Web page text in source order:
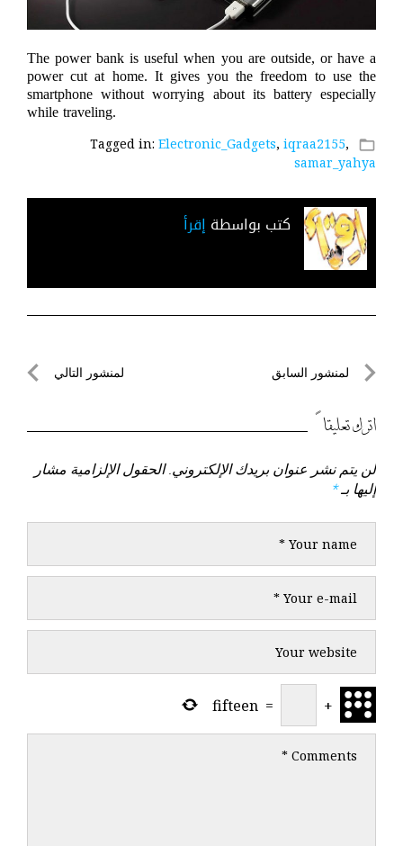
The power bank is useful when you are outside, or have a
power cut at home. It gives you the freedom to use the
smartphone without worrying about its battery especially
while traveling.
folder_open
Tagged in: Electronic_Gadgets, iqraa2155,
samar_yahya
كتب بواسطة إقرأ
تصفّحلمنشور السابق
السابق
لمنشور التالي
اترك تعليقاً
لن يتم نشر عنوان بريدك الإلكتروني. الحقول الإلزامية مشار
إليها بـ*
+
=
fifteen